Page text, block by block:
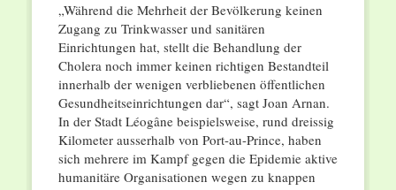
„Während die Mehrheit der Bevölkerung keinen
Zugang zu Trinkwasser und sanitären
Einrichtungen hat, stellt die Behandlung der
Cholera noch immer keinen richtigen Bestandteil
innerhalb der wenigen verbliebenen öffentlichen
Gesundheitseinrichtungen dar“, sagt Joan Arnan.
In der Stadt Léogâne beispielsweise, rund dreissig
Kilometer ausserhalb von Port-au-Prince, haben
sich mehrere im Kampf gegen die Epidemie aktive
humanitäre Organisationen wegen zu knappen